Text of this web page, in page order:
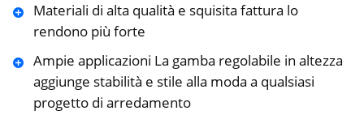
Materiali di alta qualità e squisita fattura lo
rendono più forte
Ampie applicazioni La gamba regolabile in altezza
aggiunge stabilità e stile alla moda a qualsiasi
progetto di arredamento